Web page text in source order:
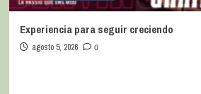
Experiencia para seguir creciendo
agosto 5, 2026 0